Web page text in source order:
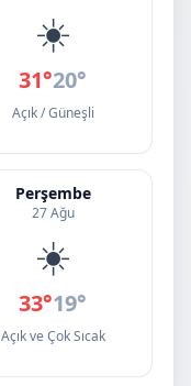
☀️
31°20°
Açık / Güneşli
Perşembe
27 Ağu
☀️
33°19°
Açık ve Çok Sıcak